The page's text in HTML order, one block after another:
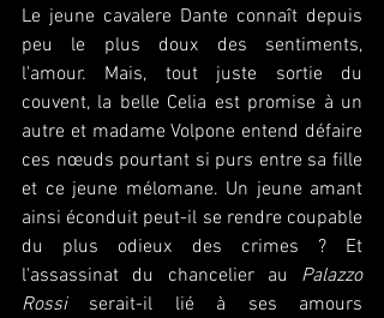
Le jeune cavalere Dante connaît depuis
peu le plus doux des sentiments,
l'amour. Mais, tout juste sortie du
couvent, la belle Celia est promise à un
autre et madame Volpone entend défaire
ces nœuds pourtant si purs entre sa fille
et ce jeune mélomane. Un jeune amant
ainsi éconduit peut-il se rendre coupable
du plus odieux des crimes ? Et
l'assassinat du chancelier au Palazzo
Rossi serait-il lié à ses amours